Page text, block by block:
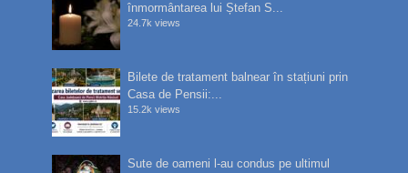
înmormântarea lui Ștefan S...
24.7k views
Bilete de tratament balnear în stațiuni prin
Casa de Pensii:...
15.2k views
Sute de oameni l-au condus pe ultimul